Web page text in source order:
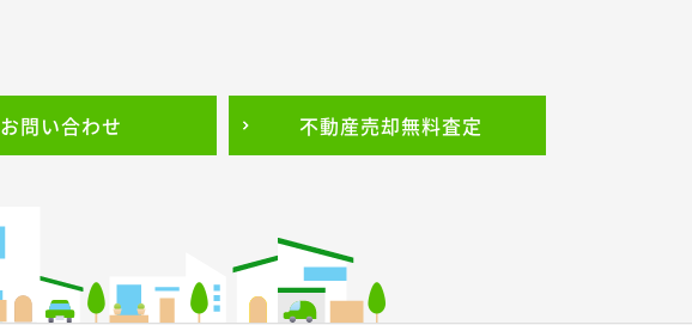
お問い合わせ 不動産売却無料査定